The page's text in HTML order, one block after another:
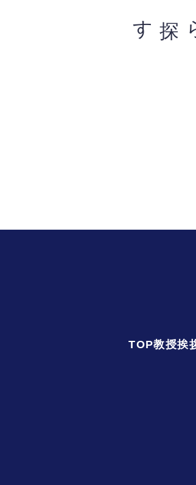
から探す
TOP教授挨